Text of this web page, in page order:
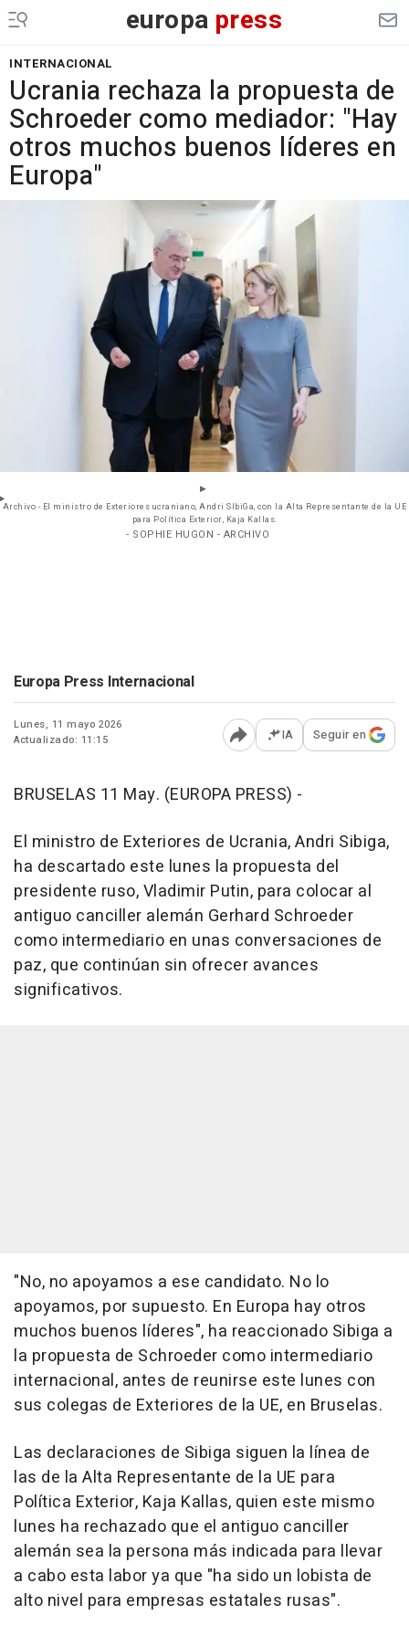
europa press
INTERNACIONAL
Ucrania rechaza la propuesta de
Schroeder como mediador: "Hay
otros muchos buenos líderes en
Europa"
Archivo - El ministro de Exteriores ucraniano, Andri SIbiGa, con la Alta Representante de la UE
para Política Exterior, Kaja Kallas.
- SOPHIE HUGON - ARCHIVO
Europa Press Internacional
Lunes, 11 mayo 2026
Actualizado: 11:15
Abrir opciones para
IA Seguir en
BRUSELAS 11 May. (EUROPA PRESS) -
El ministro de Exteriores de Ucrania, Andri Sibiga,
ha descartado este lunes la propuesta del
presidente ruso, Vladimir Putin, para colocar al
antiguo canciller alemán Gerhard Schroeder
como intermediario en unas conversaciones de
paz, que continúan sin ofrecer avances
significativos.
"No, no apoyamos a ese candidato. No lo
apoyamos, por supuesto. En Europa hay otros
muchos buenos líderes", ha reaccionado Sibiga a
la propuesta de Schroeder como intermediario
internacional, antes de reunirse este lunes con
sus colegas de Exteriores de la UE, en Bruselas.
Las declaraciones de Sibiga siguen la línea de
las de la Alta Representante de la UE para
Política Exterior, Kaja Kallas, quien este mismo
lunes ha rechazado que el antiguo canciller
alemán sea la persona más indicada para llevar
a cabo esta labor ya que "ha sido un lobista de
alto nivel para empresas estatales rusas".